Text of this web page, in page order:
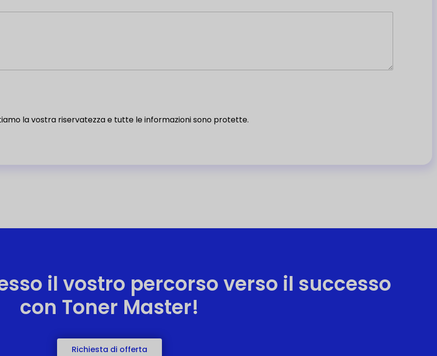
la vostra riservatezza e tutte le informazioni sono protette.
il vostro percorso verso il successo
con Toner Master!
Richiesta di offerta